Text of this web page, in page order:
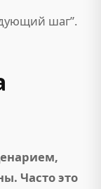
шаг”.
Часто это